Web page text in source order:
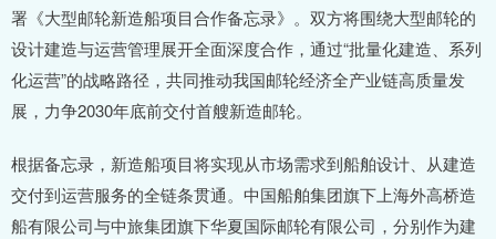
署《大型邮轮新造船项目合作备忘录》。双方将围绕大型邮轮的
设计建造与运营管理展开全面深度合作，通过“批量化建造、系列
化运营”的战略路径，共同推动我国邮轮经济全产业链高质量发
展，力争2030年底前交付首艘新造邮轮。
根据备忘录，新造船项目将实现从市场需求到船舶设计、从建造
交付到运营服务的全链条贯通。中国船舶集团旗下上海外高桥造
船有限公司与中旅集团旗下华夏国际邮轮有限公司，分别作为建